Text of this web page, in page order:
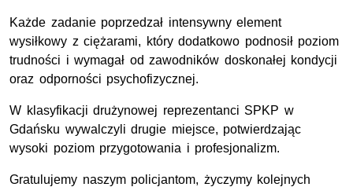
Każde zadanie poprzedzał intensywny element
wysiłkowy z ciężarami, który dodatkowo podnosił poziom
trudności i wymagał od zawodników doskonałej kondycji
oraz odporności psychofizycznej.
W klasyfikacji drużynowej reprezentanci SPKP w
Gdańsku wywalczyli drugie miejsce, potwierdzając
wysoki poziom przygotowania i profesjonalizm.
Gratulujemy naszym policjantom, życzymy kolejnych